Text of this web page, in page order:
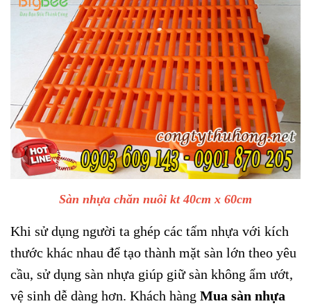
Sàn nhựa chăn nuôi kt 40cm x 60cm
Khi sử dụng người ta ghép các tấm nhựa với kích
thước khác nhau để tạo thành mặt sàn lớn theo yêu
cầu, sử dụng sàn nhựa giúp giữ sàn không ẩm ướt,
vệ sinh dễ dàng hơn. Khách hàng Mua sàn nhựa